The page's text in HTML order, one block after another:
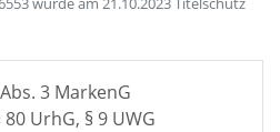
3 MarkenG
UrhG, § 9 UWG